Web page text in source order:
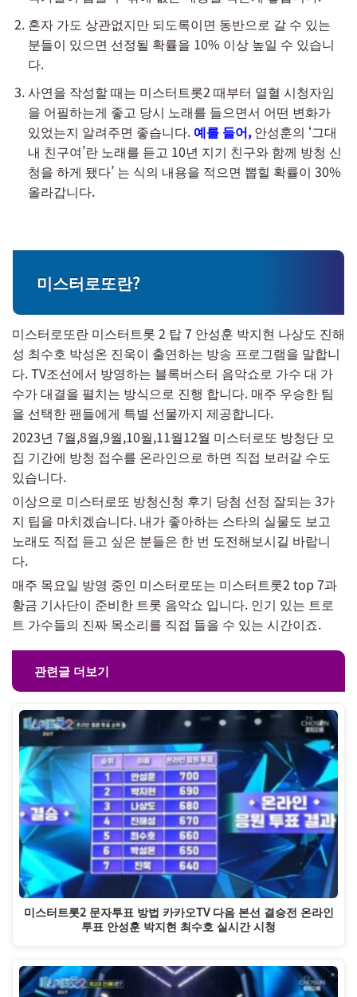
혼자 가도 상관없지만 되도록이면 동반으로 갈 수 있는
분들이 있으면 선정될 확률을 10% 이상 높일 수 있습니
다.
사연을 작성할 때는 미스터트롯2 때부터 열혈 시청자임
을 어필하는게 좋고 당시 노래를 들으면서 어떤 변화가
있었는지 알려주면 좋습니다. 예를 들어,안성훈의 ‘그대
내 친구여’란 노래를 듣고 10년 지기 친구와 함께 방청 신
청을 하게 됐다’ 는 식의 내용을 적으면 뽑힐 확률이 30%
올라갑니다.
미스터로또란?
미스터로또란 미스터트롯 2 탑 7 안성훈 박지현 나상도 진해
성 최수호 박성온 진욱이 출연하는 방송 프로그램을 말합니
다. TV조선에서 방영하는 블록버스터 음악쇼로 가수 대 가
수가 대결을 펼치는 방식으로 진행 합니다. 매주 우승한 팀
을 선택한 팬들에게 특별 선물까지 제공합니다.
2023년 7월,8월,9월,10월,11월12월 미스터로또 방청단 모
집 기간에 방청 접수를 온라인으로 하면 직접 보러갈 수도
있습니다.
이상으로 미스터로또 방청신청 후기 당첨 선정 잘되는 3가
지 팁을 마치겠습니다. 내가 좋아하는 스타의 실물도 보고
노래도 직접 듣고 싶은 분들은 한 번 도전해보시길 바랍니
다.
매주 목요일 방영 중인 미스터로또는 미스터트롯2 top 7과
황금 기사단이 준비한 트롯 음악쇼 입니다. 인기 있는 트로
트 가수들의 진짜 목소리를 직접 들을 수 있는 시간이죠.
관련글 더보기
미스터트롯2 문자투표 방법 카카오TV 다음 본선 결승전 온라인
투표 안성훈 박지현 최수호 실시간 시청